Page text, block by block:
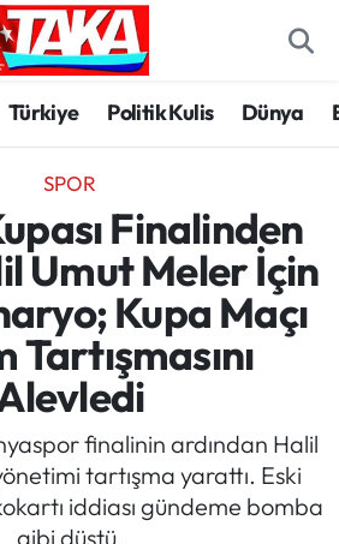
Türkiye Politik Kulis Dünya
SPOR
Finalinden
Umut Meler İçin
Kupa Maçı
Tartışmasını
finalinin ardından Halil
tartışma yarattı. Eski
iddiası gündeme bomba
gibi düştü.
Haritası
Durumu ve Fikstür